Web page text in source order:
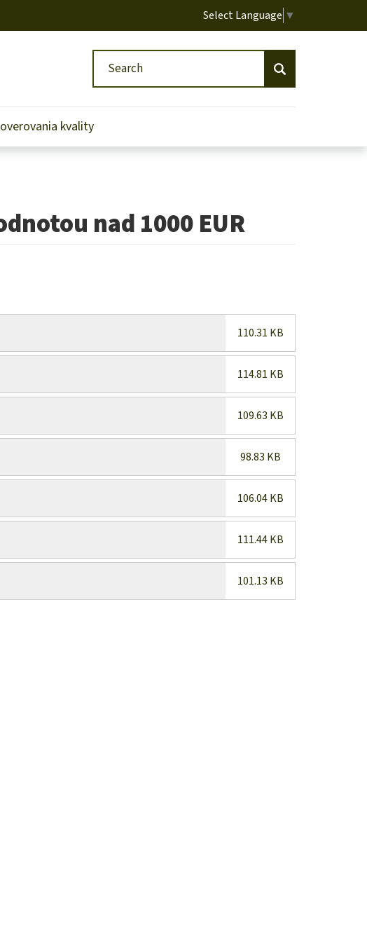
Select Language ▼
Search
Search
kvality
nad 1000 EUR
110.31 KB
114.81 KB
109.63 KB
98.83 KB
106.04 KB
111.44 KB
101.13 KB